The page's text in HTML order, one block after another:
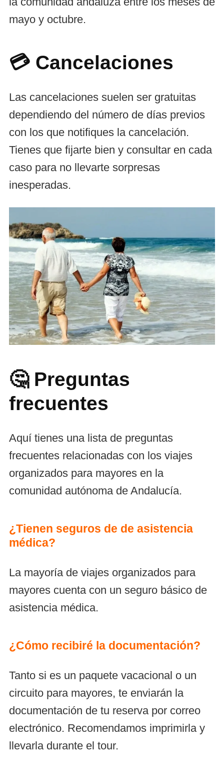
mayo y octubre.
💳 Cancelaciones
Las cancelaciones suelen ser gratuitas
dependiendo del número de días previos
con los que notifiques la cancelación.
Tienes que fijarte bien y consultar en cada
caso para no llevarte sorpresas
inesperadas.
🤔 Preguntas
frecuentes
Aquí tienes una lista de preguntas
frecuentes relacionadas con los viajes
organizados para mayores en la
comunidad autónoma de Andalucía.
¿Tienen seguros de de asistencia
médica?
La mayoría de viajes organizados para
mayores cuenta con un seguro básico de
asistencia médica.
¿Cómo recibiré la documentación?
Tanto si es un paquete vacacional o un
circuito para mayores, te enviarán la
documentación de tu reserva por correo
electrónico. Recomendamos imprimirla y
llevarla durante el tour.